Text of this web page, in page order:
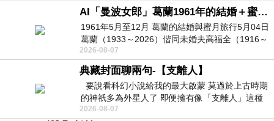
AI「曼波女郎」葛蘭1961年的結婚＋蜜月旅行 #戀上老電影 #葛蘭 #粟子
1961年5月至12月 葛蘭的結婚與蜜月旅行5月04日
葛蘭（1933～2026）偕同未婚夫高福全（1916～
2004）乘郵輪赴倫敦6月15日於英國倫敦St.S
2026-08-07
典藏封面聊兩句-【支離人】
要說看科幻小說給我的最大啟蒙 莫過於上古時期
的神祇多為外星人了 即便擁有像「支離人」這種
驚世駭俗的神通法門 也未必讀
2026-08-07